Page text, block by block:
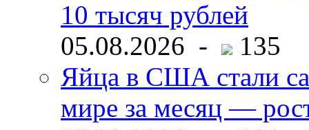
10 тысяч рублей
05.08.2026 -
135
Яйца в США стали
мире за месяц —